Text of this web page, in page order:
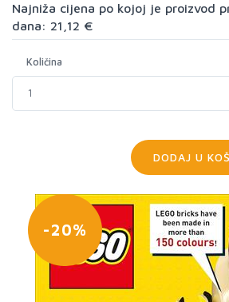
Najniža cijena po kojoj je proizvod
dana: 21,12 €
Količina
DODAJ U
-20%